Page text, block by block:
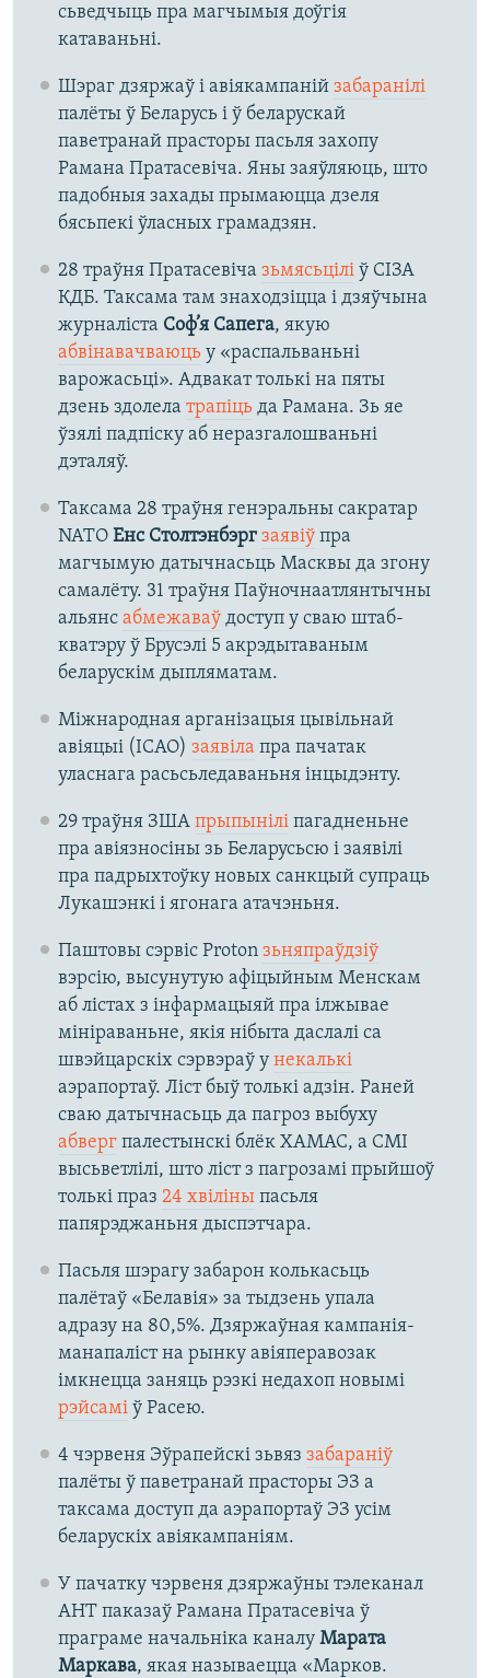
сьведчыць пра магчымыя доўгія
катаваньні.
Шэраг дзяржаў і авіякампаній забаранілі
палёты ў Беларусь і ў беларускай
паветранай прасторы пасьля захопу
Рамана Пратасевіча. Яны заяўляюць, што
падобныя захады прымаюцца дзеля
бясьпекі ўласных грамадзян.
28 траўня Пратасевіча зьмясьціліў СІЗА
КДБ. Таксама там знаходзіцца і дзяўчына
журналіста Соф’я Сапега, якую
абвінавачваюцьу «распальваньні
варожасьці». Адвакат толькі на пяты
дзень здолела трапіцьда Рамана. Зь яе
ўзялі падпіску аб неразгалошваньні
дэталяў.
Таксама 28 траўня генэральны сакратар
NATO Енс Столтэнбэрг заявіўпра
магчымую датычнасьць Масквы да згону
самалёту. 31 траўня Паўночнаатлянтычны
альянс абмежаваўдоступ у сваю штаб-
кватэру ў Брусэлі 5 акрэдытаваным
беларускім дыпляматам.
Міжнародная арганізацыя цывільнай
авіяцыі (ICAO) заявіла пра пачатак
уласнага расьсьледаваньня інцыдэнту.
29 траўня ЗША прыпыніліпагадненьне
пра авіязносіны зь Беларусьсю і заявілі
пра падрыхтоўку новых санкцый супраць
Лукашэнкі і ягонага атачэньня.
Паштовы сэрвіс Proton зьняпраўдзіў
вэрсію, высунутую афіцыйным Менскам
аб лістах з інфармацыяй пра ілжывае
мініраваньне, якія нібыта даслалі са
швэйцарскіх сэрвэраў у некалькі
аэрапортаў. Ліст быў толькі адзін. Раней
сваю датычнасьць да пагроз выбуху
абвергпалестынскі блёк ХАМАС, а СМІ
высьветлілі, што ліст з пагрозамі прыйшоў
толькі праз 24 хвіліныпасьля
папярэджаньня дыспэтчара.
Пасьля шэрагу забарон колькасьць
палётаў «Белавія» за тыдзень упала
адразу на 80,5%. Дзяржаўная кампанія-
манапаліст на рынку авіяперавозак
імкнецца заняць рэзкі недахоп новымі
рэйсаміў Расею.
4 чэрвеня Эўрапейскі зьвяз забараніў
палёты ў паветранай прасторы ЭЗ а
таксама доступ да аэрапортаў ЭЗ усім
беларускіх авіякампаніям.
У пачатку чэрвеня дзяржаўны тэлеканал
АНТ паказаў Рамана Пратасевіча ў
праграме начальніка каналу Марата
Маркава, якая называецца «Марков.